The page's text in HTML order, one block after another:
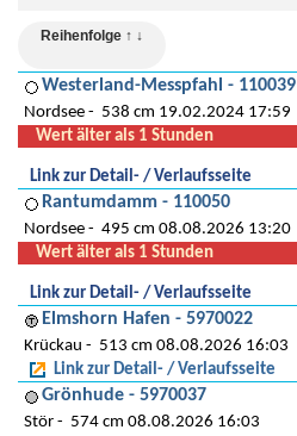
Reihenfolge ↑ ↓
Westerland-Messpfahl - 110039
Nordsee
538 cm 19.02.2024 17:59
Wert älter als 1 Stunden
Link zur Detail- / Verlaufsseite
Rantumdamm - 110050
Nordsee
495 cm 08.08.2026 13:20
Wert älter als 1 Stunden
Link zur Detail- / Verlaufsseite
Elmshorn Hafen - 5970022
Krückau
513 cm 08.08.2026 16:03
Link zur Detail- / Verlaufsseite
Grönhude - 5970037
Stör
574 cm 08.08.2026 16:03